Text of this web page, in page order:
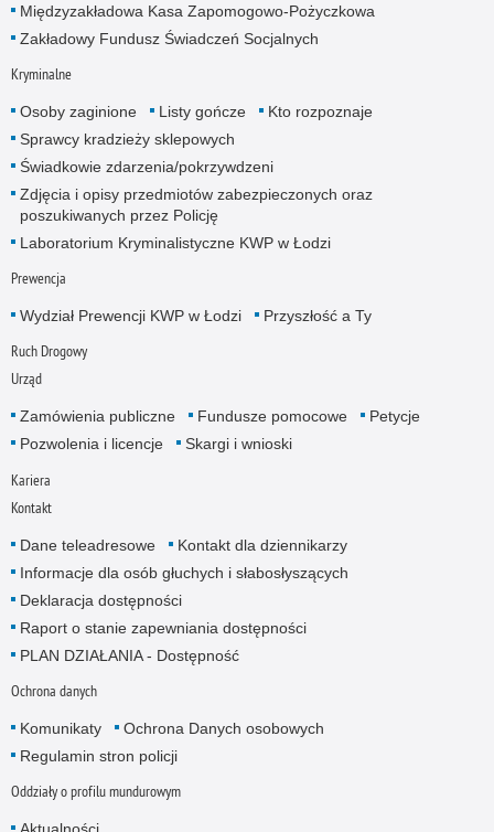
Międzyzakładowa Kasa Zapomogowo-Pożyczkowa
Zakładowy Fundusz Świadczeń Socjalnych
Kryminalne
Osoby zaginione Listy gończe
Kto rozpoznaje
Sprawcy kradzieży sklepowych
Świadkowie zdarzenia/pokrzywdzeni
Zdjęcia i opisy przedmiotów zabezpieczonych oraz
poszukiwanych przez Policję
Laboratorium Kryminalistyczne KWP w Łodzi
Prewencja
Wydział Prewencji KWP w Łodzi Przyszłość a Ty
Ruch Drogowy
Urząd
Zamówienia publiczne Fundusze pomocowe
Petycje
Pozwolenia i licencje
Skargi i wnioski
Kariera
Kontakt
Dane teleadresowe
Kontakt dla dziennikarzy
Informacje dla osób głuchych i słabosłyszących
Deklaracja dostępności
Raport o stanie zapewniania dostępności
PLAN DZIAŁANIA - Dostępność
Ochrona danych
Komunikaty
Ochrona Danych osobowych
Regulamin stron policji
Oddziały o profilu mundurowym